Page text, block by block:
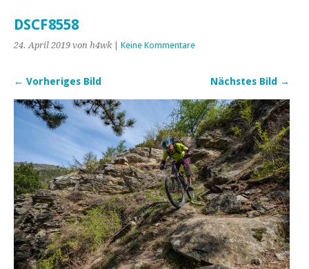
DSCF8558
24. April 2019 von h4wk| Keine Kommentare
← Vorheriges Bild Nächstes Bild →